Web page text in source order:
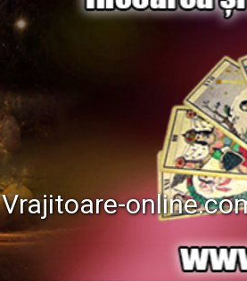
Vrajitoare-